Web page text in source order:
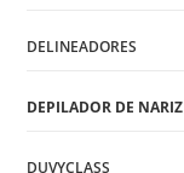
DELINEADORES
DEPILADOR DE NARIZ
DUVYCLASS